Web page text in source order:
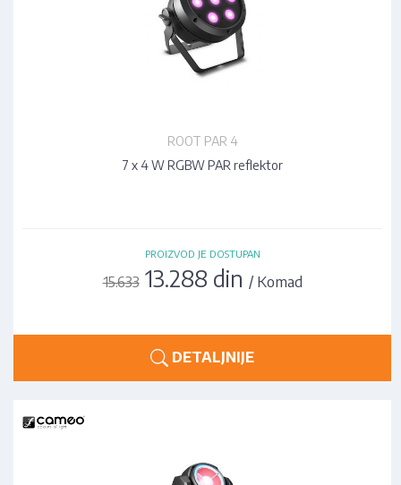
ROOT PAR 4
7 x 4 W RGBW PAR reflektor
PROIZVOD JE DOSTUPAN
15.63313.288 din / Komad
DETALJNIJE